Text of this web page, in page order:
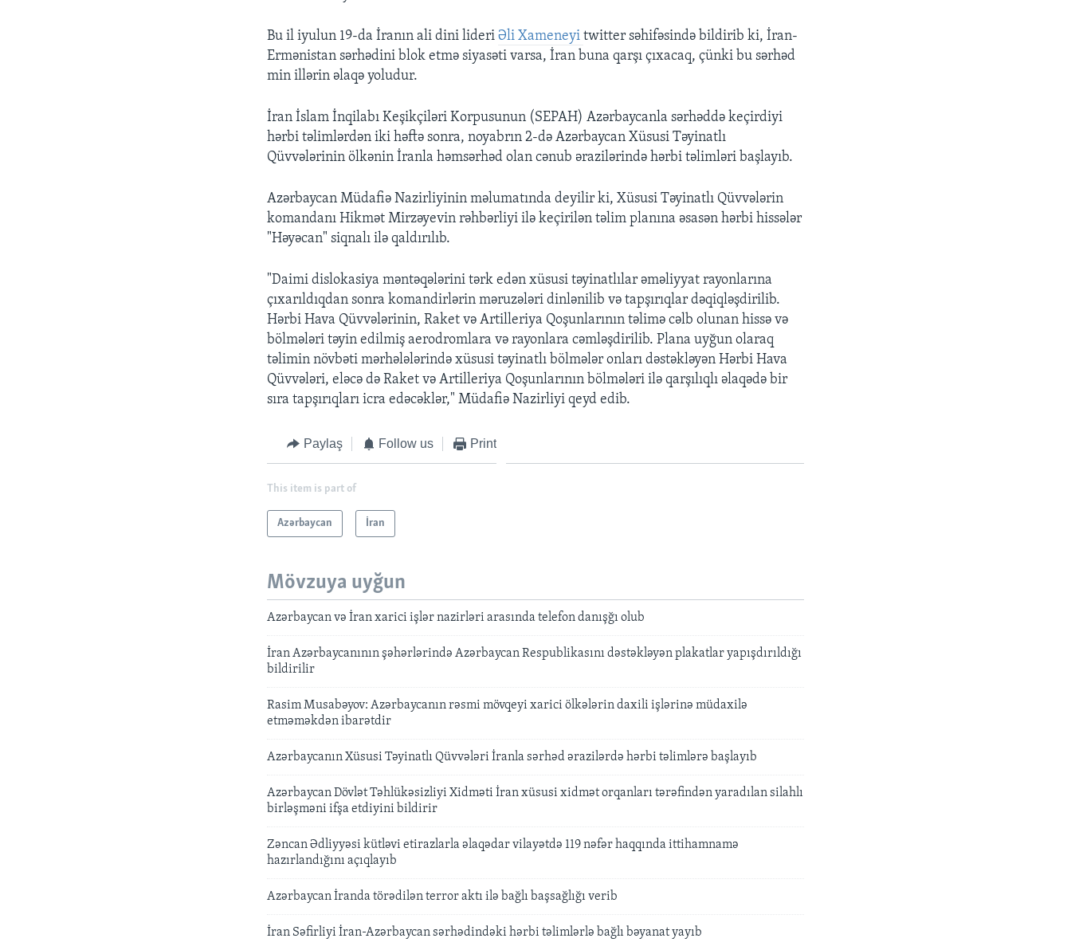
Bu il iyulun 19-da İranın ali dini lideriƏli Xameneyitwitter səhifəsində bildirib ki, İran-
Ermənistan sərhədini blok etmə siyasəti varsa, İran buna qarşı çıxacaq, çünki bu sərhəd
min illərin əlaqə yoludur.
İran İslam İnqilabı Keşikçiləri Korpusunun (SEPAH) Azərbaycanla sərhəddə keçirdiyi
hərbi təlimlərdən iki həftə sonra, noyabrın 2-də Azərbaycan Xüsusi Təyinatlı
Qüvvələrinin ölkənin İranla həmsərhəd olan cənub ərazilərində hərbi təlimləri başlayıb.
Azərbaycan Müdafiə Nazirliyinin məlumatında deyilir ki, Xüsusi Təyinatlı Qüvvələrin
komandanı Hikmət Mirzəyevin rəhbərliyi ilə keçirilən təlim planına əsasən hərbi hissələr
"Həyəcan" siqnalı ilə qaldırılıb.
"Daimi dislokasiya məntəqələrini tərk edən xüsusi təyinatlılar əməliyyat rayonlarına
çıxarıldıqdan sonra komandirlərin məruzələri dinlənilib və tapşırıqlar dəqiqləşdirilib.
Hərbi Hava Qüvvələrinin, Raket və Artilleriya Qoşunlarının təlimə cəlb olunan hissə və
bölmələri təyin edilmiş aerodromlara və rayonlara cəmləşdirilib. Plana uyğun olaraq
təlimin növbəti mərhələlərində xüsusi təyinatlı bölmələr onları dəstəkləyən Hərbi Hava
Qüvvələri, eləcə də Raket və Artilleriya Qoşunlarının bölmələri ilə qarşılıqlı əlaqədə bir
sıra tapşırıqları icra edəcəklər," Müdafiə Nazirliyi qeyd edib.
Paylaş Follow us Print
This item is part of
Azərbaycan İran
Mövzuya uyğun
Azərbaycan və İran xarici işlər nazirləri arasında telefon danışğı olub
İran Azərbaycanının şəhərlərində Azərbaycan Respublikasını dəstəkləyən plakatlar yapışdırıldığı
bildirilir
Rasim Musabəyov: Azərbaycanın rəsmi mövqeyi xarici ölkələrin daxili işlərinə müdaxilə
etməməkdən ibarətdir
Azərbaycanın Xüsusi Təyinatlı Qüvvələri İranla sərhəd ərazilərdə hərbi təlimlərə başlayıb
Azərbaycan Dövlət Təhlükəsizliyi Xidməti İran xüsusi xidmət orqanları tərəfindən yaradılan silahlı
birləşməni ifşa etdiyini bildirir
Zəncan Ədliyyəsi kütləvi etirazlarla əlaqədar vilayətdə 119 nəfər haqqında ittihamnamə
hazırlandığını açıqlayıb
Azərbaycan İranda törədilən terror aktı ilə bağlı başsağlığı verib
İran Səfirliyi İran-Azərbaycan sərhədindəki hərbi təlimlərlə bağlı bəyanat yayıb